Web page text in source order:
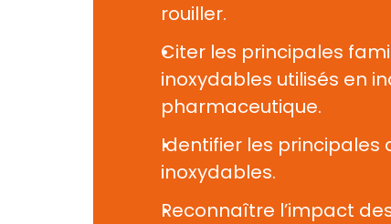
rouiller.
Citer les principales
inoxydables utilisés en
pharmaceutique.
Identifier les
inoxydables.
Reconnaître l’impact